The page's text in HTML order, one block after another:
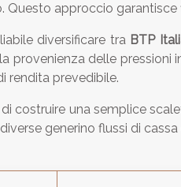
approccio
diversificare tra BTP
delle
rendita prevedibile.
costruire una semplice
generino flussi di